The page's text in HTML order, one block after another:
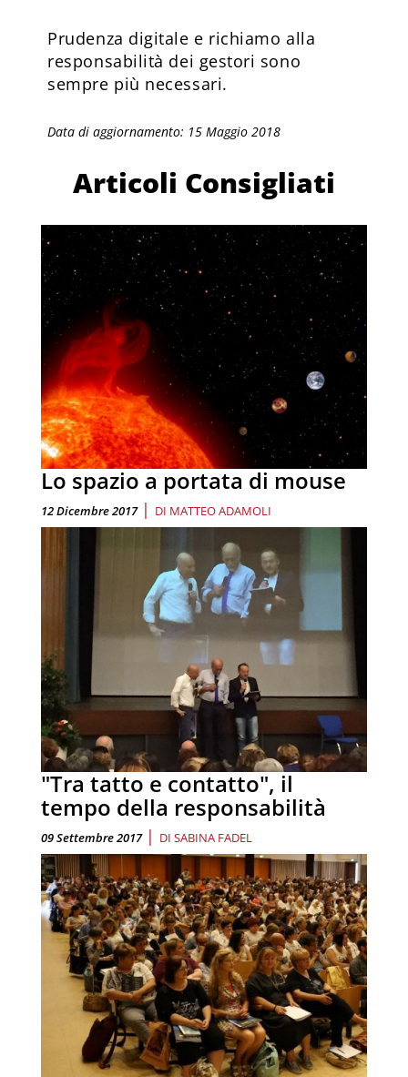
Prudenza digitale e richiamo alla
responsabilità dei gestori sono
sempre più necessari.
Data di aggiornamento: 15 Maggio 2018
Articoli Consigliati
Lo spazio a portata di mouse
12 Dicembre 2017 | DI MATTEO ADAMOLI
"Tra tatto e contatto", il
tempo della responsabilità
09 Settembre 2017 | DI SABINA FADEL